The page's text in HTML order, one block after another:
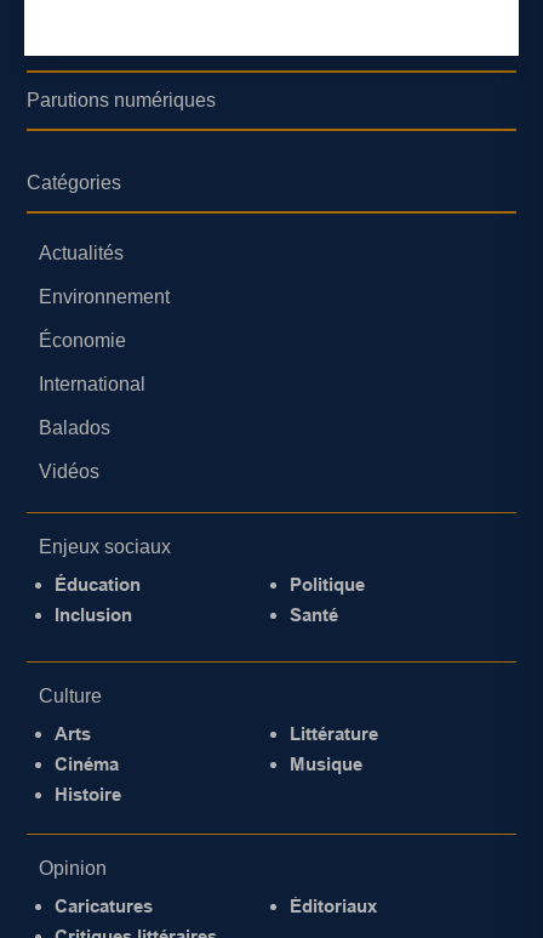
Parutions numériques
Catégories
Actualités
Environnement
Économie
International
Balados
Vidéos
Enjeux sociaux
Éducation
Inclusion
Politique
Santé
Culture
Arts
Cinéma
Histoire
Littérature
Musique
Opinion
Caricatures
Éditoriaux